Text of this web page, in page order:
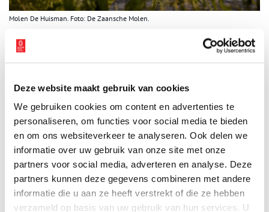
Deze website maakt gebruik van cookies
We gebruiken cookies om content en advertenties te
personaliseren, om functies voor social media te bieden
en om ons websiteverkeer te analyseren. Ook delen we
informatie over uw gebruik van onze site met onze
partners voor social media, adverteren en analyse. Deze
partners kunnen deze gegevens combineren met andere
informatie die u aan ze heeft verstrekt of die ze hebben
verzameld op basis van uw gebruik van hun services. U
Molen De Huisman. Foto: De Zaansche Molen.
De hele maand oktober
Het feest wordt de hele maand gevierd met allerlei wedstrijden.
mee en maak kans op leuke prijzen! Alle winnaars worden op 31
oktober bekend gemaakt.
Kleurwedstrijd
De Huisman heeft een nieuwe kleurplaat, gemaakt door molenaar
Bjorn Jannink. Haal deze op bij De Huisman, kleur deze in en
lever deze in bij De Huisman.
Voor de winnaars worden er twee tekeningen uitgekozen: